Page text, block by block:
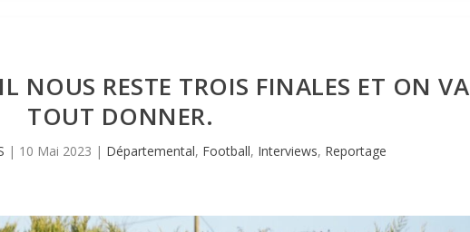
NOUS RESTE TROIS FINALES ET ON VA
TOUT DONNER.
| 10 Mai 2023 | Départemental, Football, Interviews, Reportage